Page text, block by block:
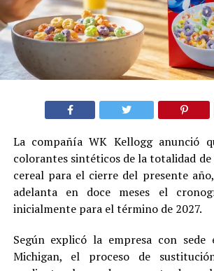
La compañía WK Kellogg anunció
colorantes sintéticos de la totalidad de
cereal para el cierre del presente
adelanta en doce meses el
inicialmente para el término de 2027.
Según explicó la empresa con sede
Michigan, el proceso de